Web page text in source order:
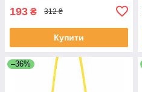
193 ₴ 312 ₴
Купити
–36%